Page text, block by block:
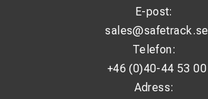
E-post:
sales@safetrack.se
Telefon:
+46 (0)40-44 53 00
Adress: